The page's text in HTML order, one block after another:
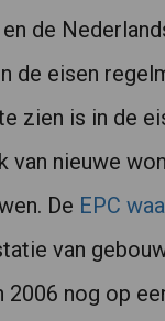
de
de eisen
zien is in de
van nieuwe
De EPC
van
2006 nog op